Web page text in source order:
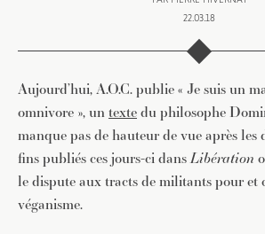
22.03.18
Aujourd’hui, A.O.C. publie « Je suis un
omnivore », untextedu philosophe
manque pas de hauteur de vue après les
fins publiés ces jours-ci dansLibération
le dispute aux tracts de militants pour et
véganisme.